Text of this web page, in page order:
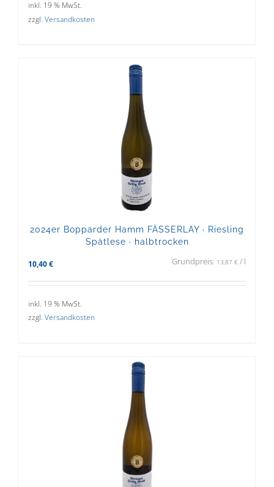
inkl. 19 % MwSt.
zzgl. Versandkosten
2024er Bopparder Hamm FÄSSERLAY · Riesling
Spätlese · halbtrocken
10,40 € Grundpreis: 13,87 € / l
inkl. 19 % MwSt.
zzgl. Versandkosten